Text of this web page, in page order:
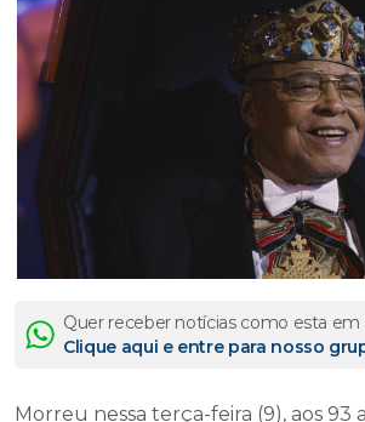
Quer receber notícias como esta
Clique aqui e entre para nosso
Morreu nessa terça-feira (9), aos 93